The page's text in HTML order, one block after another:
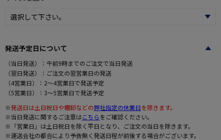
発送予定日について
（当日発送）：午前9時までのご注文で当日発送
（翌日発送）：ご注文の翌営業日の発送
（4営業日）：2～4営業日で発送予定
（5営業日）：3～5営業日で発送予定
※発送日は土日祝日や棚卸などの弊社指定の休業日を除きます。
※当日発送に関するご注意はこちらをご確認ください。
※「営業日」は土日祝日を除く平日となり、ご注文の当日を除きます。
※運送会社の都合により予告無く発送日程が前後する場合がございます。